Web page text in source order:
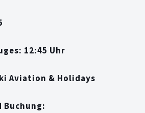
12:45 Uhr
Aviation & Holidays